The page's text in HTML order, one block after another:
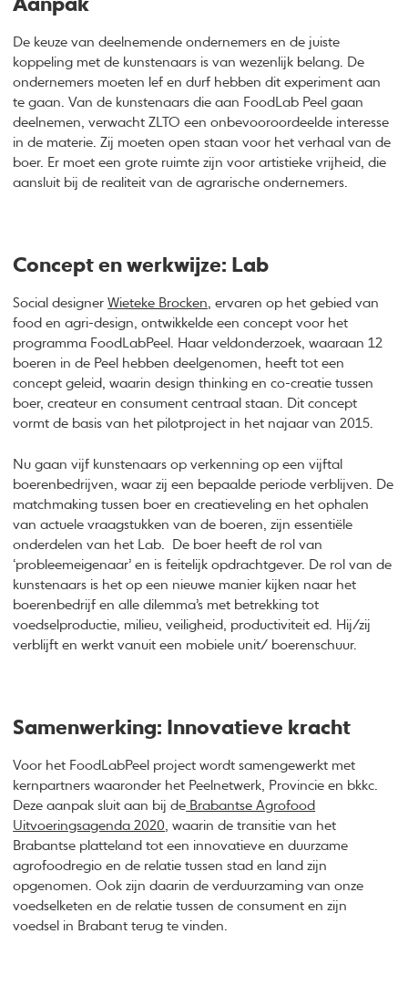
Aanpak
De keuze van deelnemende ondernemers en de juiste
koppeling met de kunstenaars is van wezenlijk belang. De
ondernemers moeten lef en durf hebben dit experiment aan
te gaan. Van de kunstenaars die aan FoodLab Peel gaan
deelnemen, verwacht ZLTO een onbevooroordeelde interesse
in de materie. Zij moeten open staan voor het verhaal van de
boer. Er moet een grote ruimte zijn voor artistieke vrijheid, die
aansluit bij de realiteit van de agrarische ondernemers.
Concept en werkwijze: Lab
Social designerWieteke Brocken, ervaren op het gebied van
food en agri-design, ontwikkelde een concept voor het
programma FoodLabPeel. Haar veldonderzoek, waaraan 12
boeren in de Peel hebben deelgenomen, heeft tot een
concept geleid, waarin design thinking en co-creatie tussen
boer, createur en consument centraal staan. Dit concept
vormt de basis van het pilotproject in het najaar van 2015.
Nu gaan vijf kunstenaars op verkenning op een vijftal
boerenbedrijven, waar zij een bepaalde periode verblijven. De
matchmaking tussen boer en creatieveling en het ophalen
van actuele vraagstukken van de boeren, zijn essentiële
onderdelen van het Lab. De boer heeft de rol van
‘probleemeigenaar’ en is feitelijk opdrachtgever. De rol van de
kunstenaars is het op een nieuwe manier kijken naar het
boerenbedrijf en alle dilemma’s met betrekking tot
voedselproductie, milieu, veiligheid, productiviteit ed. Hij/zij
verblijft en werkt vanuit een mobiele unit/ boerenschuur.
Samenwerking: Innovatieve kracht
Voor het FoodLabPeel project wordt samengewerkt met
kernpartners waaronder het Peelnetwerk, Provincie en bkkc.
Deze aanpak sluit aan bij de Brabantse Agrofood
Uitvoeringsagenda 2020, waarin de transitie van het
Brabantse platteland tot een innovatieve en duurzame
agrofoodregio en de relatie tussen stad en land zijn
opgenomen. Ook zijn daarin de verduurzaming van onze
voedselketen en de relatie tussen de consument en zijn
voedsel in Brabant terug te vinden.